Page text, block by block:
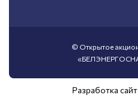
© Открытое
Разработка